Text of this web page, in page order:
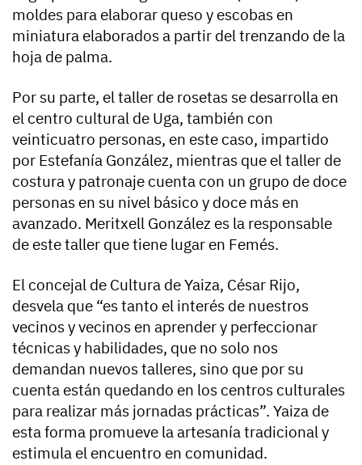
moldes para elaborar queso y escobas en
miniatura elaborados a partir del trenzando de la
hoja de palma.
Por su parte, el taller de rosetas se desarrolla en
el centro cultural de Uga, también con
veinticuatro personas, en este caso, impartido
por Estefanía González, mientras que el taller de
costura y patronaje cuenta con un grupo de doce
personas en su nivel básico y doce más en
avanzado. Meritxell González es la responsable
de este taller que tiene lugar en Femés.
El concejal de Cultura de Yaiza, César Rijo,
desvela que “es tanto el interés de nuestros
vecinos y vecinos en aprender y perfeccionar
técnicas y habilidades, que no solo nos
demandan nuevos talleres, sino que por su
cuenta están quedando en los centros culturales
para realizar más jornadas prácticas”. Yaiza de
esta forma promueve la artesanía tradicional y
estimula el encuentro en comunidad.